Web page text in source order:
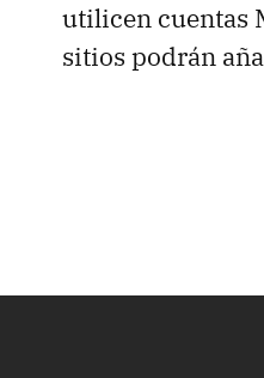
utilicen cuentas
sitios podrán